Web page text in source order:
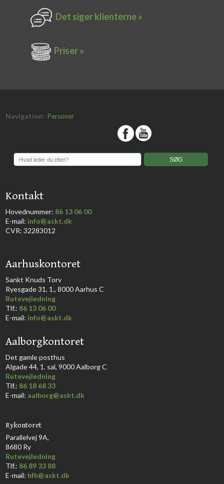
Det siger k​lienterne​ »
Priser »
Navigation: Personer
​
​Kontakt
Hovednummer: 86 13 06 00
​E-mail: info@askt.dk
CVR: 32283012
​Aarhuskontoret
​Sankt Knuds Torv
Ryesgade 31, 1., 8000 Aarhus C​​​
Rutevejledning
​Tlf.: 86 13 06 00
E-mail: info@askt.dk
Aalborgkontoret
​Det gamle posthus
Algade 44, 1. sal, 9000 Aalborg C​
Rutevejledning
Tlf.: 86 18 68 33​
E-mail: aalborg@askt.dk​
Rykontoret
Parallelvej 9A,
8680 Ry
Rutevejledning
Tlf.: 86 89 33 88
E-mail: hfh@askt.dk